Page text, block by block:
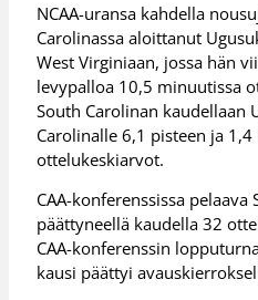
NCAA-uransa kahdella
Carolinassa aloittanut
West Virginiaan, jossa hän
levypalloa 10,5 minuutissa
South Carolinan kaudellaan
Carolinalle 6,1 pisteen ja
ottelukeskiarvot.
CAA-konferenssissa pelaava
päättyneellä kaudella 32
CAA-konferenssin
kausi päättyi